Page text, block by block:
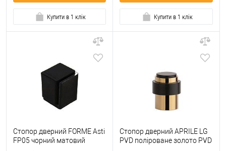
Купити в 1 клік Купити в 1 клік
Стопор дверний FORME Asti
FP05 чорний матовий
Стопор дверний APRILE LG
PVD поліроване золото PVD